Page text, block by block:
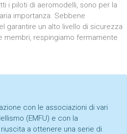
i piloti di aeromodelli, sono per la
importanza. Sebbene
garantire un alto livello di sicurezza
membri, respingiamo fermamente
con le associazioni di vari
(EMFU) e con la
a ottenere una serie di